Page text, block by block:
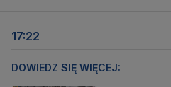
17:22
DOWIEDZ SIĘ WIĘCEJ: